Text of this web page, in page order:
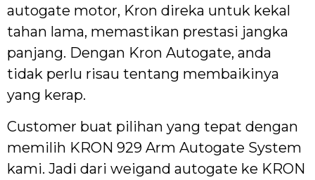
autogate motor, Kron direka untuk kekal
tahan lama, memastikan prestasi jangka
panjang. Dengan Kron Autogate, anda
tidak perlu risau tentang membaikinya
yang kerap.
Customer buat pilihan yang tepat dengan
memilih KRON 929 Arm Autogate System
kami. Jadi dari weigand autogate ke KRON